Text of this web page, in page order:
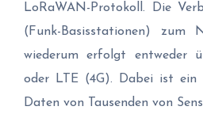
LoRaWAN-Protokoll. Die
(Funk-Basisstationen) zum
wiederum erfolgt entweder
oder LTE (4G). Dabei ist ein
Daten von Tausenden von